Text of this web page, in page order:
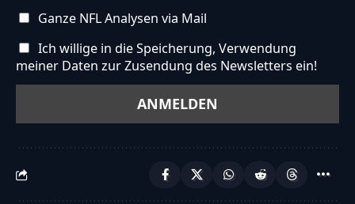
Ganze NFL Analysen via Mail
Ich willige in die Speicherung, Verwendung
meiner Daten zur Zusendung des Newsletters ein!